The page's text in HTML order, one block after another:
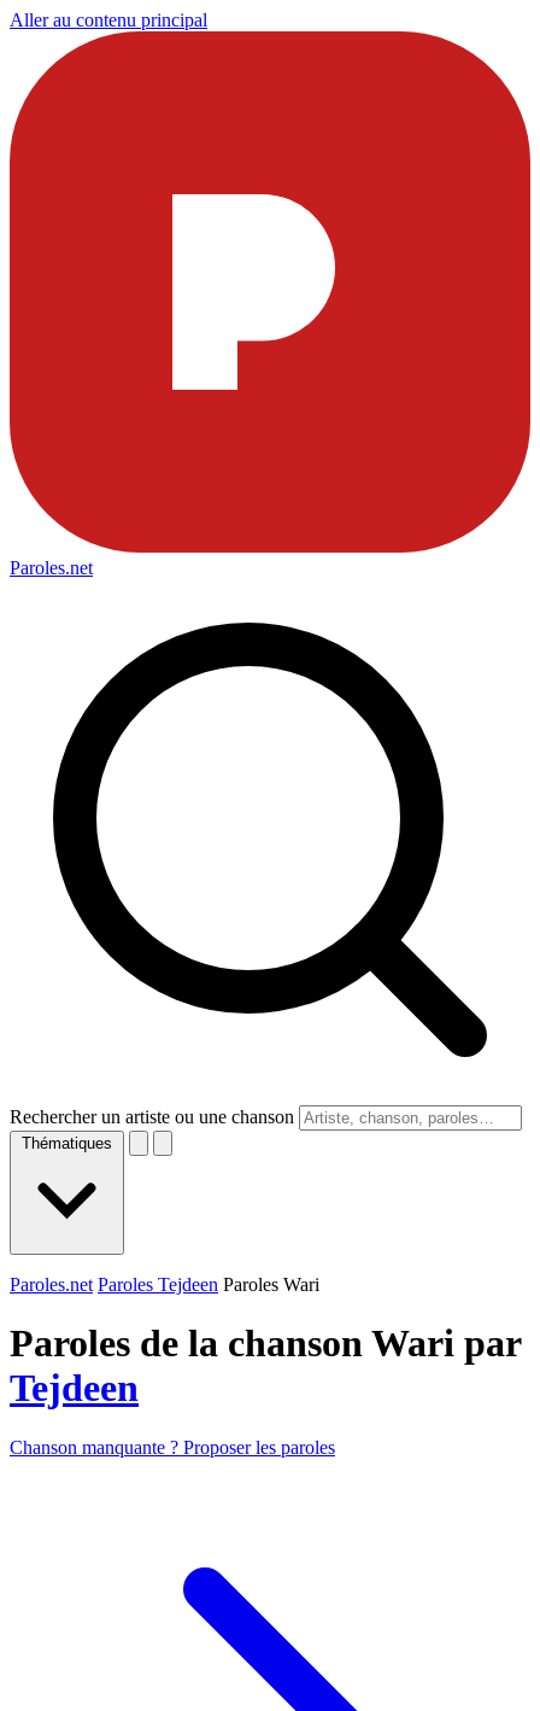
Aller au contenu principal
Paroles.net
Rechercher un artiste ou une chanson
Thématiques
Paroles.net Paroles Tejdeen Paroles Wari
Paroles de la chanson Wari par
Tejdeen
Chanson manquante ? Proposer les paroles